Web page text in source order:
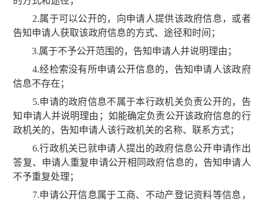
2.属于可以公开的，向申请人提供该政府信息，或者
告知申请人获取该政府信息的方式、途径和时间；
3.属于不予公开范围的，告知申请人并说明理由；
4.经检索没有所申请公开信息的，告知申请人该政府
信息不存在；
5.申请的政府信息不属于本行政机关负责公开的，告
知申请人并说明理由；如能确定负责公开该政府信息的行
政机关的，告知申请人该行政机关的名称、联系方式；
6.行政机关已就申请人提出的政府信息公开申请作出
答复、申请人重复申请公开相同政府信息的，告知申请人
不予重复处理；
7.申请公开信息属于工商、不动产登记资料等信息，